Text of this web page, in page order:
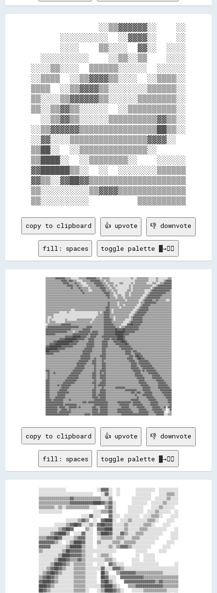
              ░░▒▒▓▓▓▓▓▓░░    ░░
      ░░░░░░░░░░  ░░▓▓▓▓░░    ░░
      ░░░░    ▒▒░░░░  ▓▓░░  ░░░░
  ░░░░░░░░░░    ░░▒▒░░▒▒    ░░░░
░░░░▒▒░░░░  ▒▒▒▒▒▒░░░░░░  ░░░░░░
░░▒▒▒▒  ░░▒▒▓▓▓▓▒▒░░░░  ░░▒▒▒▒░░
▒▒▒▒  ░░▒▒▓▓▓▓▒▒░░░░░░░░▒▒▒▒▒▒░░
▒▒░░░░▒▒▓▓▓▓▓▓▒▒░░░░░░▒▒▒▒▒▒▒▒░░
▒▒░░▒▒▓▓▒▒░░░░░░  ░░▒▒▒▒▒▒▒▒▒▒░░
  ░░▒▒▓▓▒▒░░░░░░▒▒▒▒▒▒▒▒▒▒▓▓▒▒░░
░░▒▒▓▓▓▓▓▓▒▒▒▒▒▒▒▒▒▒▒▒▒▒▒▒██▒▒░░
░░▓▓░░░░▒▒▒▒▒▒▒▒▒▒▒▒▒▒▒▒▓▓▓▓░░
▒▒██░░  ░░▒▒▒▒▒▒▒▒▒▒▒▒▒▒░░
▒▒████░░  ░░▒▒▒▒▒▒▒▒░░    ░░░░░░
▓▓██████▒▒░░  ░░  ░░░░░░░░▒▒▒▒▒▒
▓▓▒▒░░▓▓██▓▓▒▒▒▒▒▒▒▒▒▒▒▒▒▒▒▒▒▒▒▒
▒▒░░░░░░░░░░▒▒▓▓▓▓▒▒▒▒▒▒▒▒▒▒▒▒▒▒
copy to clipboard 👍 upvote 👎 downvote
fill: spaces toggle palette ▓→✊🏽
copy to clipboard 👍 upvote 👎 downvote
fill: spaces toggle palette ▓→✊🏽
░░░░░░░░░░░░░░                ░░▓▓▓▓░░  ░░        ░░░░░░░░░░  ░░░░░░░░░░
░░░░░░░░░░░░░░░░░░░░░░░░░░░░    ░░▓▓░░  ░░        ░░░░░░░░    ░░░░▒▒▒▒░░
▒▒▒▒▒▒▒▒▒▒▒▒▒▒▒▒▓▓▒▒▒▒▒▒▒▒▒▒▒▒▒▒░░░░▒▒          ░░░░░░░░░░  ░░░░░░▒▒░░░░
▒▒▒▒▒▒▒▒▒▒▒▒▒▒▒▒▓▓▓▓▓▓▓▓▓▓▓▓████▓▓▒▒▓▓░░        ░░░░░░░░  ░░░░░░▒▒░░░░░░
▒▒▒▒▒▒▒▒░░▒▒░░▒▒▒▒▒▒▒▒▒▒▒▒░░░░    ▒▒▓▓░░      ░░░░░░░░    ░░░░▒▒░░░░░░
░░░░░░░░░░░░                ░░░░▒▒▒▒▓▓░░      ░░░░░░░░  ░░░░▒▒░░░░░░  ░░
                      ░░░░▓▓░░░░    ▓▓░░░░  ░░░░░░░░  ░░░░▒▒▒▒░░    ░░░░
              ░░░░░░▒▒▓▓▒▒  ░░  ▓▓████░░  ░░░░▒▒░░░░░░░░▒▒▒▒░░    ░░░░
        ░░░░░░▒▒▓▓██▓▓░░░░▒▒░░▓▓██▓▓▓▓░░░░░░▒▒░░░░░░░░▒▒▒▒░░    ░░░░
░░░░░░░░░░▒▒▓▓██▓▓      ▒▒░░  ▓▓▓▓████░░░░░░▒▒░░░░░░▒▒▒▒░░░░░░░░░░    ░░
░░░░░░▒▒▓▓████▒▒  ░░░░▓▓░░░░  ▒▒████▓▓░░░░▓▓▒▒░░░░▒▒▒▒░░░░░░░░░░    ░░░░
▒▒▒▒▓▓▓▓██▓▓░░░░░░▒▒▓▓▓▓░░░░  ░░▒▒▒▒▒▒░░▒▒▒▒░░░░▒▒▒▒░░░░░░░░░░      ░░░░
▓▓▓▓▓▓▓▓▒▒░░  ░░▒▒████▓▓░░░░  ▒▒░░░░░░▒▒▒▒░░▒▒▒▒▒▒░░░░░░░░░░      ░░░░
▓▓▓▓▓▓░░░░░░░░▒▒██████▒▒░░░░  ░░░░░░▒▒░░▒▒▓▓▓▓▒▒░░░░░░░░░░      ░░░░
▒▒░░░░░░░░░░▒▒██▓▓▓▓▓▓▒▒░░░░░░░░░░░░░░░░          ░░░░░░      ░░░░
░░░░░░░░░░▒▒████▓▓▓▓▓▓▒▒░░░░  ░░▒▒▒▒░░            ░░  ░░░░░░
░░░░░░░░▒▒████▓▓▒▒▒▒▓▓▒▒░░░░░░░░░░▒▒▒▒░░        ░░░░  ░░░░░░
░░░░░░▒▒████▓▓▒▒░░▒▒▒▒▒▒░░░░  ░░░░  ▓▓▒▒░░░░    ░░░░░░░░░░░░░░        ░░
░░░░▒▒▓▓██▓▓▒▒░░░░▒▒▒▒▒▒░░░░░░░░▓▓░░░░▓▓▓▓▒▒░░░░░░░░░░░░░░░░░░░░░░░░░░░░
░░▒▒▓▓██▓▓▒▒░░░░░░▒▒▒▒▒▒░░░░░░  ██▒▒    ▒▒▓▓▓▓▓▓▓▓▒▒▒▒▒▒▒▒▒▒▒▒▒▒░░░░░░░░
▒▒▓▓██▓▓▒▒░░░░░░░░▒▒▒▒▒▒░░░░░░  ██▓▓░░░░  ▓▓▓▓▓▓▓▓▓▓▓▓▒▒▒▒▒▒▒▒▒▒▒▒▒▒▒▒▒▒
▓▓████▓▓▒▒░░░░░░░░▒▒▒▒▒▒░░░░░░  ▓▓██▒▒░░    ▓▓▓▓▓▓▓▓▓▓▓▓▓▓▓▓▒▒▓▓▒▒▒▒▒▒▒▒
████▓▓▒▒░░░░░░░░░░▒▒▒▒▒▒░░░░░░░░▓▓████▒▒░░    ▒▒▒▒▓▓▓▓▓▓▓▓▓▓▓▓▓▓▒▒▒▒▒▒▒▒
██▓▓▒▒░░░░░░░░░░░░▒▒▒▒▒▒░░    ░░▒▒████▓▓▒▒░░    ░░░░░░▒▒▒▒▒▒▒▒▒▒▒▒░░░░░░